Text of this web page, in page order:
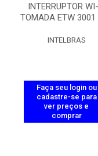
INTERRUPTOR
TOMADA ETW 3001
INTELBRAS
Faça seu login ou
cadastre-se para
ver preços e
comprar